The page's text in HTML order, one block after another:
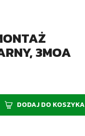
3MOA
DODAJ DO KOSZYKA